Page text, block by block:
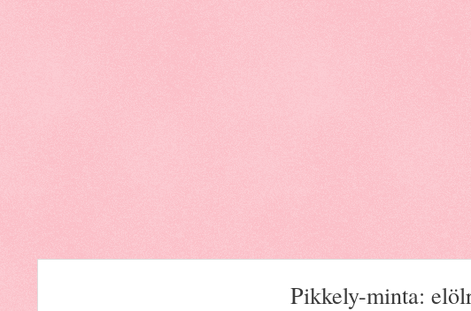
Pikkely-minta: